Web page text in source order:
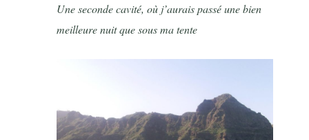
Une seconde cavité, où j’aurais passé une bien
meilleure nuit que sous ma tente